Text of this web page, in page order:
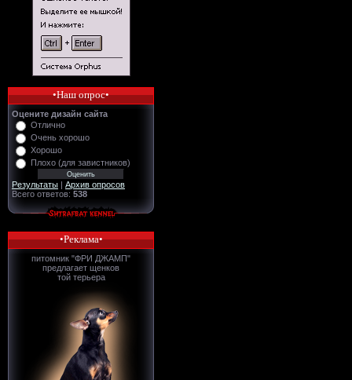
•Наш опрос•
Оцените дизайн сайта
Отлично
Очень хорошо
Хорошо
Плохо (для завистников)
Результаты | Архив опросов
Всего ответов: 538
•Реклама•
питомник "ФРИ ДЖАМП"
предлагает щенков
той терьера